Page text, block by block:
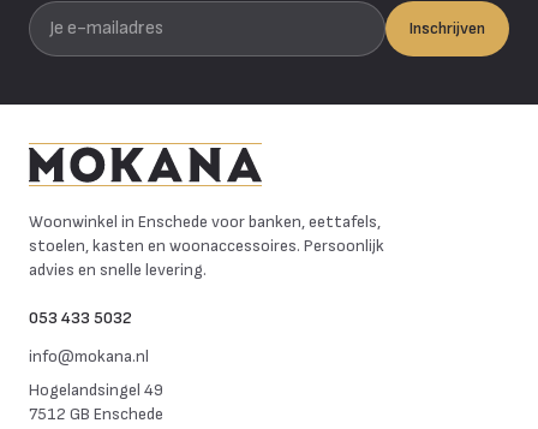
Je e-mailadres
Inschrijven
Woonwinkel in Enschede voor banken, eettafels,
stoelen, kasten en woonaccessoires. Persoonlijk
advies en snelle levering.
053 433 5032
info@mokana.nl
Hogelandsingel 49
7512 GB Enschede